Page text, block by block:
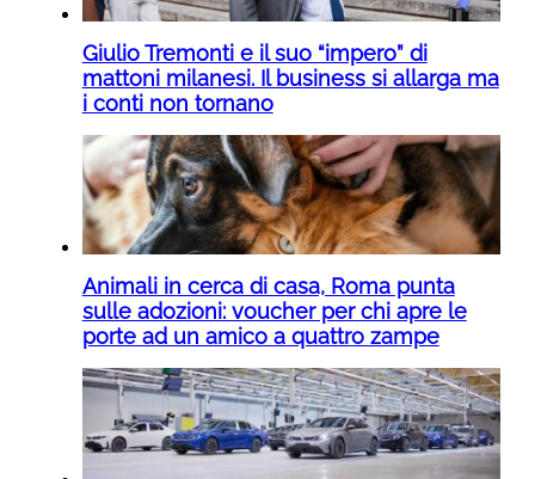
Giulio Tremonti e il suo “impero” di
mattoni milanesi. Il business si allarga ma
i conti non tornano
Animali in cerca di casa, Roma punta
sulle adozioni: voucher per chi apre le
porte ad un amico a quattro zampe